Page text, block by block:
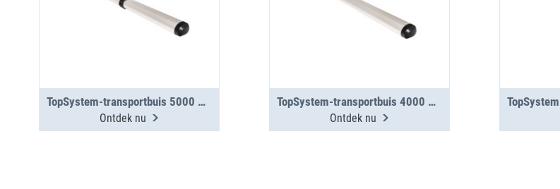
TopSystem-transportbuis 5000 mm, 3 segmenten
Ontdek nu
TopSystem-transportbuis 4000 mm met 2 segmenten
Ontdek nu